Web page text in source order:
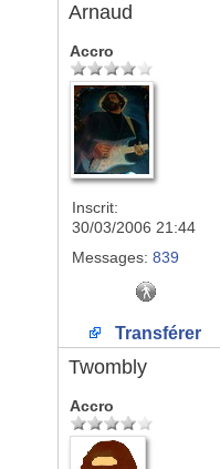
Arnaud
Accro
Inscrit:
30/03/2006 21:44
Messages: 839
Transférer
Twombly
Accro